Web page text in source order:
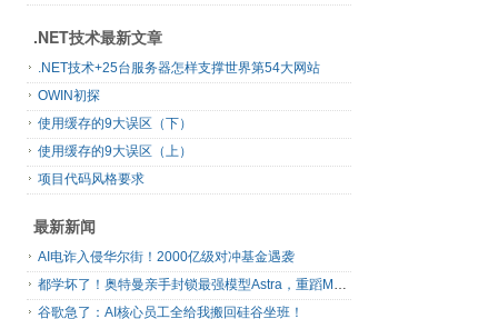
.NET技术最新文章
.NET技术+25台服务器怎样支撑世界第54大网站
OWIN初探
使用缓存的9大误区（下）
使用缓存的9大误区（上）
项目代码风格要求
最新新闻
AI电诈入侵华尔街！2000亿级对冲基金遇袭
都学坏了！奥特曼亲手封锁最强模型Astra，重蹈Mythos覆辙
谷歌急了：AI核心员工全给我搬回硅谷坐班！